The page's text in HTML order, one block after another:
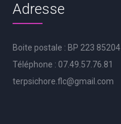
Adresse
Boite postale : BP 223 85204
Téléphone : 07.49.57.76.81
terpsichore.flc@gmail.com